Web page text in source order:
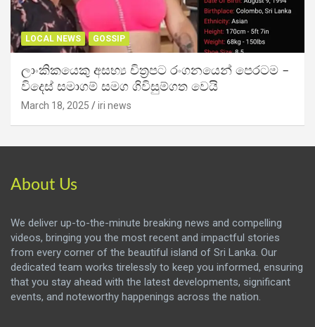
LOCAL NEWS GOSSIP
ලාංකිකයෙකු අසභ්‍ය චිත්‍රපට රංගනයෙන් පෙරටම –
විදෙස් සමාගම් සමග ගිවිසුම්ගත වෙයි
March 18, 2025 iri news
About Us
We deliver up-to-the-minute breaking news and compelling
videos, bringing you the most recent and impactful stories
from every corner of the beautiful island of Sri Lanka. Our
dedicated team works tirelessly to keep you informed, ensuring
that you stay ahead with the latest developments, significant
events, and noteworthy happenings across the nation.